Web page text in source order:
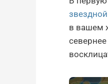
в вашем